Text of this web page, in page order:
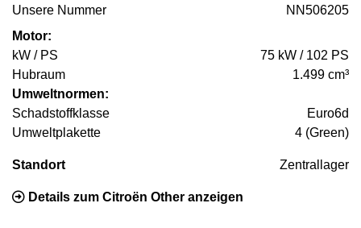
Unsere Nummer
NN506205
Motor:
kW / PS
75 kW / 102 PS
Hubraum
1.499 cm³
Umweltnormen:
Schadstoffklasse
Euro6d
Umweltplakette
4 (Green)
Standort Zentrallager
Details zum Citroën Other anzeigen